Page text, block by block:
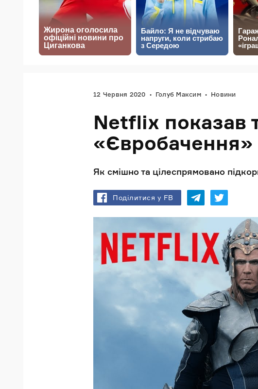
12 Червня 2020 Голуб Максим Новини
Netflix показав
«Євробачення»
Як смішно та цілеспрямовано
Поділитися у FB